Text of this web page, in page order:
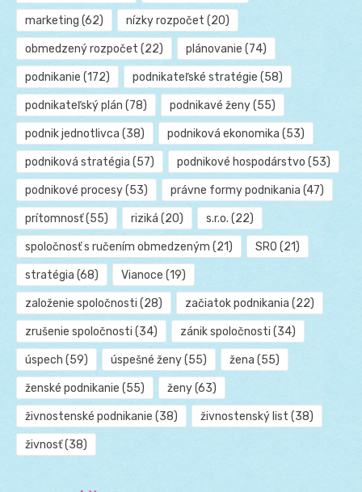
marketing (62) nízky rozpočet (20)
obmedzený rozpočet (22) plánovanie (74)
podnikanie (172) podnikateľské stratégie (58)
podnikateľský plán (78) podnikavé ženy(55)
podnik jednotlivca (38) podniková ekonomika (53)
podniková stratégia (57) podnikové hospodárstvo (53)
podnikové procesy(53) právne formy podnikania (47)
prítomnosť(55) riziká (20) s.r.o. (22)
spoločnosť s ručením obmedzeným (21) SRO (21)
stratégia (68) Vianoce (19)
založenie spoločnosti (28) začiatok podnikania (22)
zrušenie spoločnosti (34) zánik spoločnosti (34)
úspech (59) úspešné ženy(55) žena (55)
ženské podnikanie (55) ženy(63)
živnostenské podnikanie (38) živnostenský list (38)
živnosť(38)